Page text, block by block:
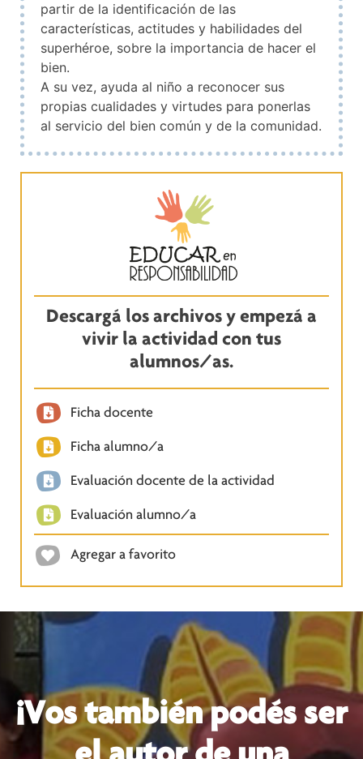
partir de la identificación de las
características, actitudes y habilidades del
superhéroe, sobre la importancia de hacer el
bien.
A su vez, ayuda al niño a reconocer sus
propias cualidades y virtudes para ponerlas
al servicio del bien común y de la comunidad.
Descargá los archivos y empezá a
vivir la actividad con tus
alumnos/as.
Ficha docente
Ficha alumno/a
Evaluación docente de la actividad
Evaluación alumno/a
Agregar a favorito
¡Vos también podés ser